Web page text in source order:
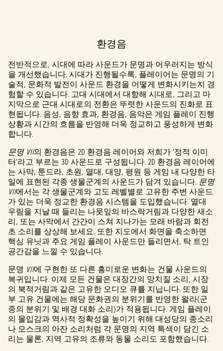
c
c
e
p
t
&
P
l
a
y
을
클릭
하면
YouTu
be의
개인
정보
환경음
전반적으로, 시대에 따라 사운드가 문명과 어우러지는 방식
을 개선했습니다. 시대가 진행될수록, 플레이어는 문명의 기
술적, 문화적 발전이 사운드 환경을 어떻게 변화시키는지 경
험할 수 있습니다. 고대 시대에서 대항해 시대로, 그리고 마
지막으로 근대 시대로의 전환은 뚜렷한 사운드의 진화로 표
현됩니다. 음성, 음향 효과, 환경음, 음악은 게임 플레이 진행
상황과 시간의 흐름을 반영해 더욱 정교하고 풍성하게 변화
합니다.
문명 VII의 환경음은 2D 환경음 레이어와 저희가 '정적 이미
터'라고 부르는 3D 사운드로 구성됩니다. 2D 환경음 레이어에
는 사막, 툰드라, 초원, 열대, 대양, 평원 등 게임 내 다양한 타
일에 표현된 각종 생물군계의 사운드가 담겨 있습니다. 문명
VII에서는 각 생물군계와 고도 레벨별로 고유한 주변 사운드
가 있는 더욱 정교한 환경음 시스템을 도입했습니다. 열대
우림을 지날 때 들리는 나뭇잎의 바스락거림과 다양한 새소
리, 또는 사막에서 간간이 스쳐 지나가는 모래 바람과 회전
초 소리를 상상해 보세요. 또한 지도에서 화면을 축소하면
핵심 유닛과 주요 게임 플레이 사운드만 들리면서, 탁 트인
공간감을 느낄 수 있습니다.
문명 VII에 구현한 또 다른 흥미로운 변화는 건물 사운드의
복귀입니다. 이제 모든 건물은 대장간의 망치질 소리, 시장
의 북적거림과 같은 고유한 오디오 큐를 지닙니다. 또한 일
부 고유 건물에는 해당 문화권의 분위기를 반영한 왈라(군
중의 분위기 및 배경 대화 소리)가 적용됩니다. 게임 플레이
의 몰입감과 역사적 정확성을 높이기 위해 대성당의 종소리
나 모스크의 아잔 소리처럼 각 문명의 지역 특색이 담긴 소
리는 물론, 지역 고유의 조류와 동물 소리도 포함했습니다.